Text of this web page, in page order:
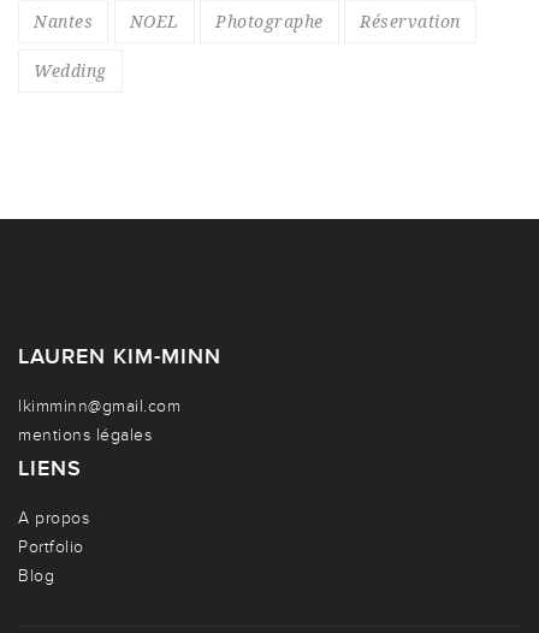
Nantes NOEL Photographe Réservation
Wedding
LAUREN KIM-MINN
lkimminn@gmail.com
mentions légales
LIENS
A propos
Portfolio
Blog